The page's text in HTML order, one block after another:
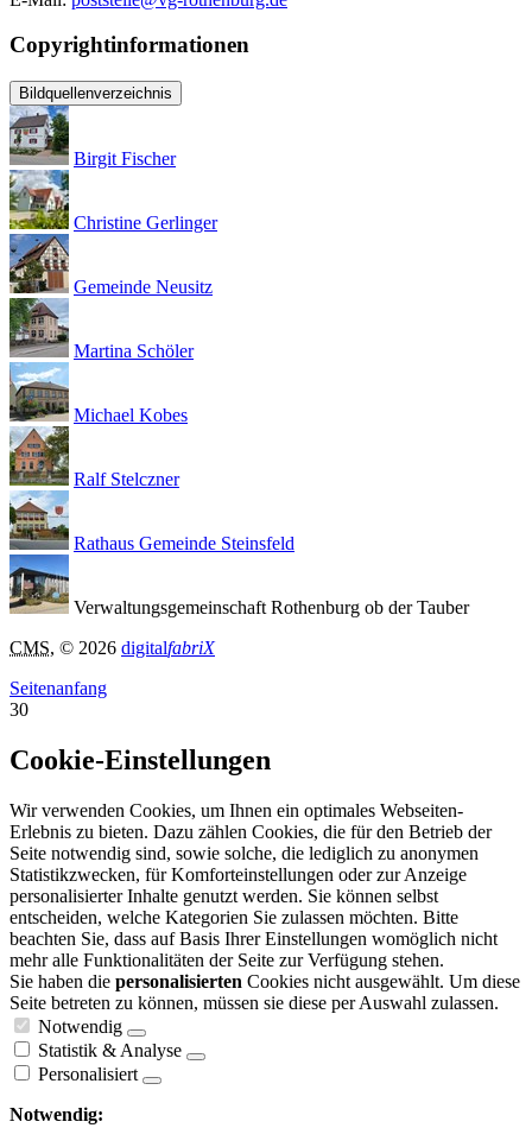
Copyrightinformationen
Bildquellenverzeichnis
Birgit Fischer
Christine Gerlinger
Gemeinde Neusitz
Martina Schöler
Michael Kobes
Ralf Stelczner
Rathaus Gemeinde Steinsfeld
Verwaltungsgemeinschaft Rothenburg ob der Tauber
CMS, © 2026 digitalfabriX
Seitenanfang
30
Cookie-Einstellungen
Wir verwenden Cookies, um Ihnen ein optimales Webseiten-
Erlebnis zu bieten. Dazu zählen Cookies, die für den Betrieb der
Seite notwendig sind, sowie solche, die lediglich zu anonymen
Statistikzwecken, für Komforteinstellungen oder zur Anzeige
personalisierter Inhalte genutzt werden. Sie können selbst
entscheiden, welche Kategorien Sie zulassen möchten. Bitte
beachten Sie, dass auf Basis Ihrer Einstellungen womöglich nicht
mehr alle Funktionalitäten der Seite zur Verfügung stehen.
Sie haben die personalisierten Cookies nicht ausgewählt. Um diese
Seite betreten zu können, müssen sie diese per Auswahl zulassen.
Notwendig
Statistik & Analyse
Personalisiert
Notwendig: